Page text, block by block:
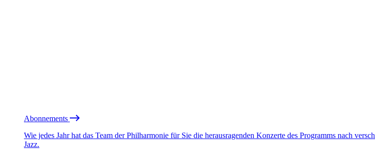
Abonnements
Wie jedes Jahr hat das Team der Philharmonie für Sie die herausragenden Konzerte des Programms nach
Jazz.